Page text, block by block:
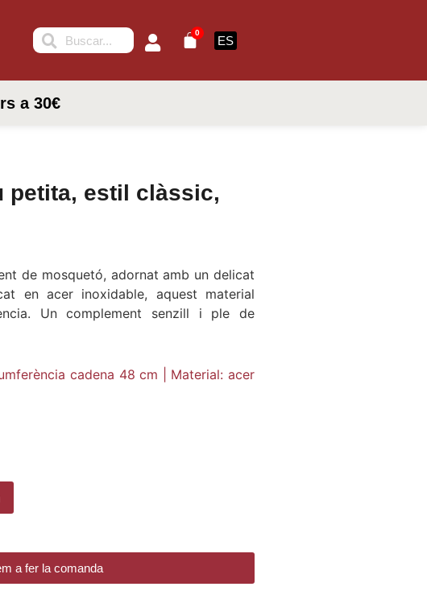
0
ES
a 30€
petita, estil clàssic,
de mosquetó, adornat amb un delicat
en acer inoxidable, aquest material
Un complement senzill i ple de
cadena 48 cm | Material: acer
a fer la comanda